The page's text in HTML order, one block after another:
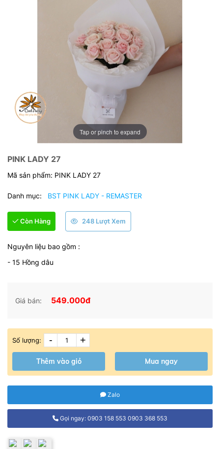
Tap or pinch to expand
PINK LADY 27
Mã sản phẩm: PINK LADY 27
Danh mục: BST PINK LADY - REMASTER
Còn Hàng 248 Lượt Xem
Nguyên liệu bao gồm :
- 15 Hồng dâu
Giá bán: 549.000đ
Số lượng: - +
Thêm vào giỏ Mua ngay
Zalo
Gọi ngay: 0903 158 553 0903 368 553